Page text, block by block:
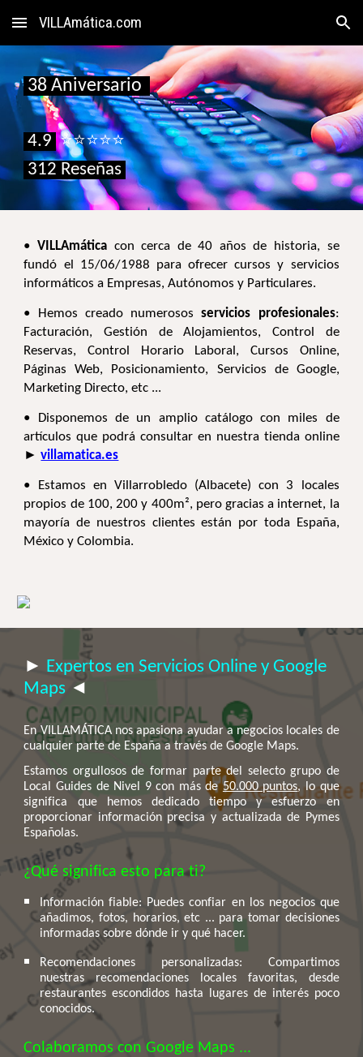
Skip to main content Skip to navigation
VILLAmática.com
38 Aniversario
4.9⭐⭐⭐⭐⭐
312 Reseñas
• VILLAmática con cerca de 40 años de historia, se
fundó el 15/06/1988 paraofrecer cursos y servicios
informáticos a Empresas, Autónomos y Particulares.
• Hemos creado numerososservicios profesionales:
Facturación, Gestión de Alojamientos, Control de
Reservas, Control Horario Laboral, Cursos Online,
Páginas Web, Posicionamiento, Servicios de Google,
Marketing Directo, etc ...
• Disponemos de un amplio catálogo con miles de
artículos que podrá consultar en nuestra tienda online
►villamatica.es
• Estamos en Villarrobledo (Albacete) con 3 locales
propios de 100, 200 y 400m², pero gracias a internet, la
mayoría de nuestros clientes están por toda España,
México y Colombia.
► Expertos en Servicios Online y Google
Maps ◄
En VILLAMÁTICA nos apasiona ayudar a negocios locales de
cualquier parte de España a través de Google Maps.
Estamos orgullosos de formar parte del selecto grupo de
Local Guides de Nivel 9 con más de50.000 puntos, lo que
significa que hemos dedicado tiempo y esfuerzo en
proporcionar información precisa y actualizada de Pymes
Españolas.
¿Qué significa esto para ti?
Información fiable: Puedes confiar en los negocios que
añadimos, fotos, horarios, etc ... para tomar decisiones
informadas sobre dónde ir y qué hacer.
Recomendaciones personalizadas: Compartimos
nuestras recomendaciones locales favoritas, desde
restaurantes escondidos hasta lugares de interés poco
conocidos.
Colaboramos con Google Maps ...